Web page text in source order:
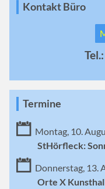
Kontakt Büro
Termine
Montag, 10.
StHörfleck:
Donnerstag, 13.
Orte X